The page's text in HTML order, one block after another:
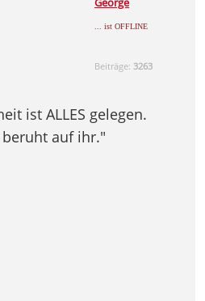
... ist OFFLINE
Beiträge: 3263
ist ALLES gelegen.
beruht auf ihr."